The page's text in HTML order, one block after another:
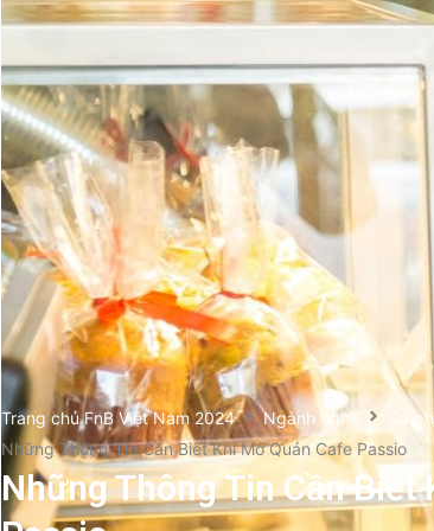
Trang chủ FnB Việt Nam 2024 Ngành nghề
Cà
Những Thông Tin Cần Biết Khi Mở Quán Cafe Passio
Những Thông Tin Cần Biết